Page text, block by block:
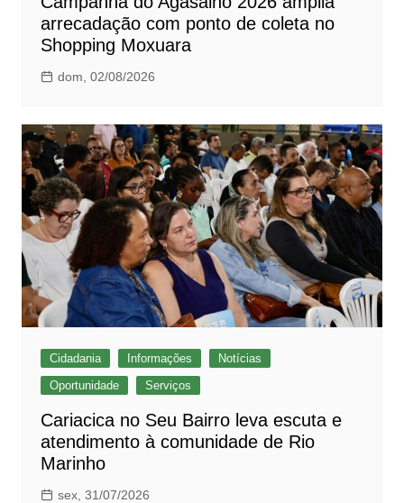
arrecadação com ponto de coleta no
Shopping Moxuara
dom, 02/08/2026
Cidadania Informações
Notícias
Oportunidade
Serviços
Cariacica no Seu Bairro leva escuta e
atendimento à comunidade de Rio
Marinho
sex, 31/07/2026